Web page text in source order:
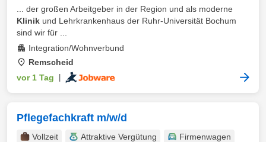
... der großen Arbeitgeber in der Region und als moderne
Klinik und Lehrkrankenhaus der Ruhr-Universität Bochum
sind wir für ...
Integration/Wohnverbund
Remscheid
vor 1 Tag
Pflegefachkraft m/w/d
Vollzeit Attraktive Vergütung
Firmenwagen